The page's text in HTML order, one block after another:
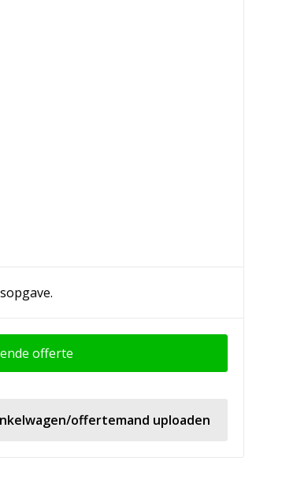
offerte
offertemand uploaden